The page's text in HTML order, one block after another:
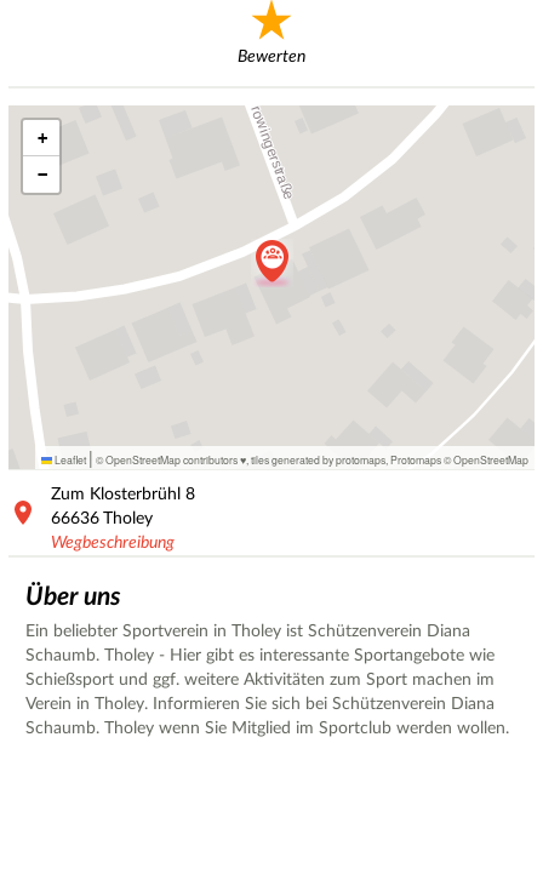
Bewerten
+
−
Leaflet | © OpenStreetMap contributors ♥, tiles generated by protomaps Protomaps©OpenStreetMap
Zum Klosterbrühl 8
66636 Tholey
Wegbeschreibung
Über uns
Ein beliebter Sportverein in Tholey ist Schützenverein Diana
Schaumb. Tholey - Hier gibt es interessante Sportangebote wie
Schießsport und ggf. weitere Aktivitäten zum Sport machen im
Verein in Tholey. Informieren Sie sich bei Schützenverein Diana
Schaumb. Tholey wenn Sie Mitglied im Sportclub werden wollen.